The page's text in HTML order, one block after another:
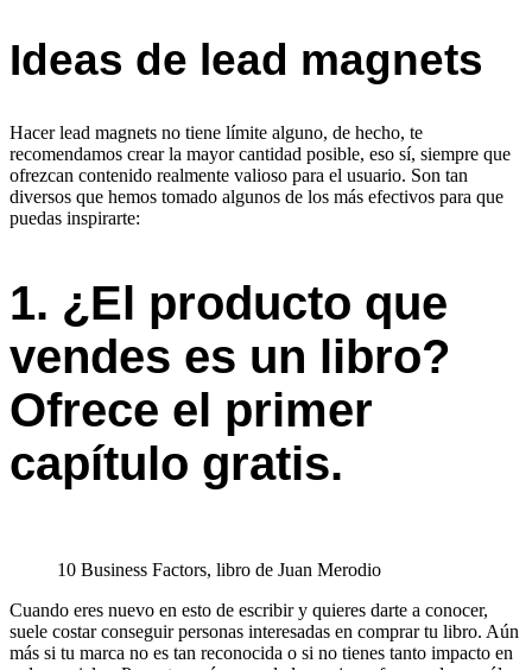
Ideas de lead magnets
Hacer lead magnets no tiene límite alguno, de hecho, te
recomendamos crear la mayor cantidad posible, eso sí, siempre que
ofrezcan contenido realmente valioso para el usuario. Son tan
diversos que hemos tomado algunos de los más efectivos para que
puedas inspirarte:
1. ¿El producto que
vendes es un libro?
Ofrece el primer
capítulo gratis.
10 Business Factors, libro de Juan Merodio
Cuando eres nuevo en esto de escribir y quieres darte a conocer,
suele costar conseguir personas interesadas en comprar tu libro. Aún
más si tu marca no es tan reconocida o si no tienes tanto impacto en